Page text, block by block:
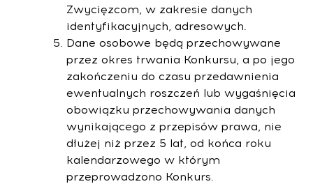
Zwycięzcom, w zakresie danych
identyfikacyjnych, adresowych.
Dane osobowe będą przechowywane
przez okres trwania Konkursu, a po jego
zakończeniu do czasu przedawnienia
ewentualnych roszczeń lub wygaśnięcia
obowiązku przechowywania danych
wynikającego z przepisów prawa, nie
dłużej niż przez 5 lat, od końca roku
kalendarzowego w którym
przeprowadzono Konkurs.